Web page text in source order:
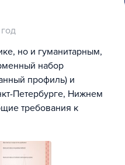
но и гуманитарным,
набор
профиль) и
Петербурге, Нижнем
требования к